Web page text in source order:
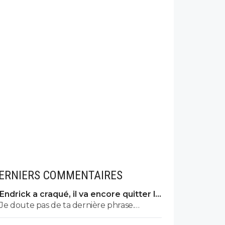
COMMENTAIRES
Endrick a craqué, il va encore quitter le
Real
Je doute pas de ta dernière phrase.
Cependant je pense qu'on a d'autres